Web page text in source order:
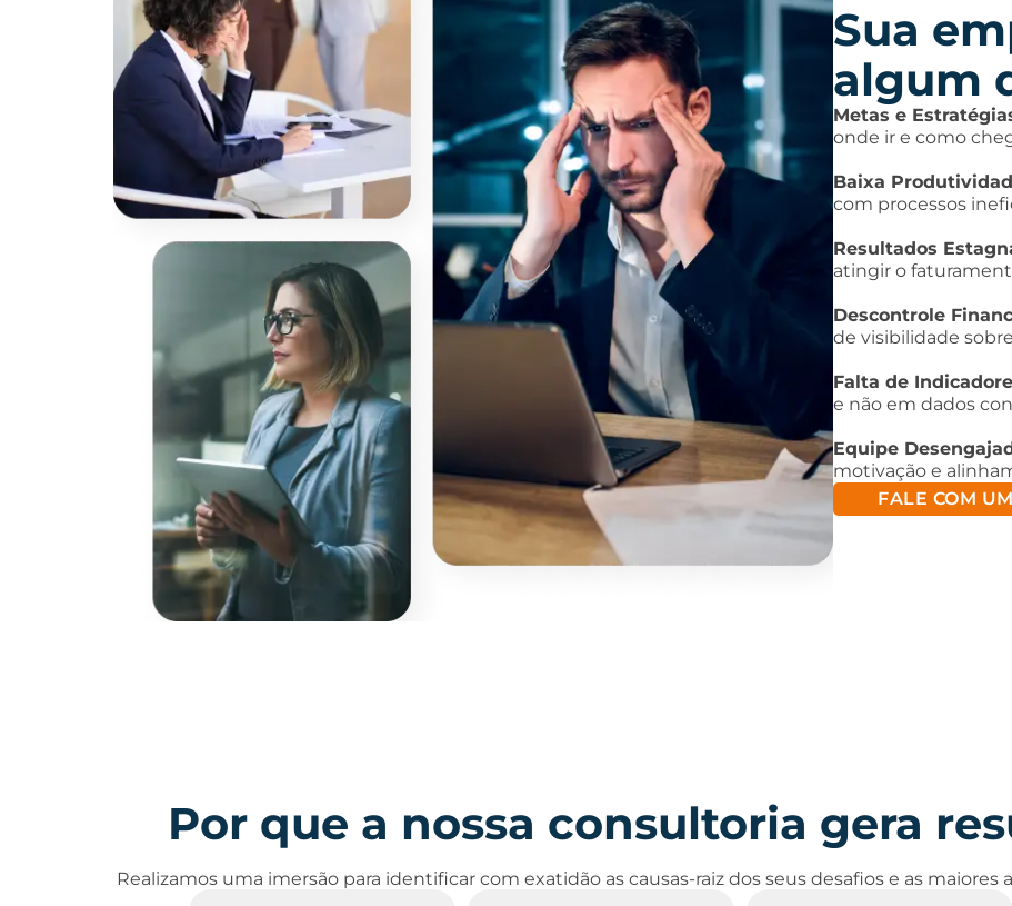
Sua
algum
Metas e
onde ir e como
Baixa
com processos
Resultados
atingir o
Descontrole
de visibilidade
Falta de
e não em dados
Equipe
motivação e
FALE COM
Por que a nossa consultoria gera
Realizamos uma imersão para identificar com exatidão as causas-raiz dos seus desafios e as